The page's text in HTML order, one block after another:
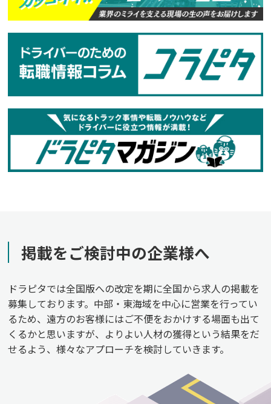
掲載をご検討中の企業様へ
ドラピタでは全国版への改定を期に全国から求人の掲載を
募集しております。中部・東海域を中心に営業を行ってい
るため、遠方のお客様にはご不便をおかけする場面も出て
くるかと思いますが、よりよい人材の獲得という結果をだ
せるよう、様々なアプローチを検討していきます。